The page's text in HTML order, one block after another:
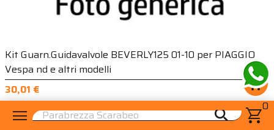
menu search shopping_cart0
Kit Guarn.Guidavalvole BEVERLY125 01-10 per PIAGGIO
Vespa nd e altri modelli
30,01 €
shopping_cart